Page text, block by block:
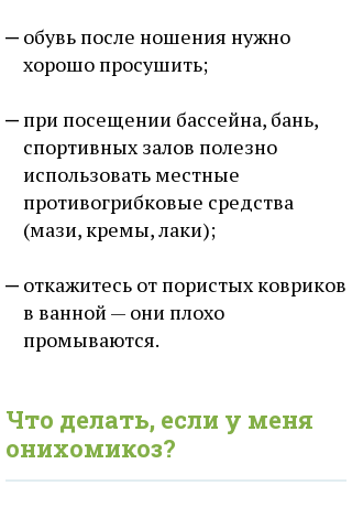
обувь после ношения нужно
хорошо просушить;
при посещении бассейна, бань,
спортивных залов полезно
использовать местные
противогрибковые средства
(мази, кремы, лаки);
откажитесь от пористых ковриков
в ванной — они плохо
промываются.
Что делать, если у меня
онихомикоз?